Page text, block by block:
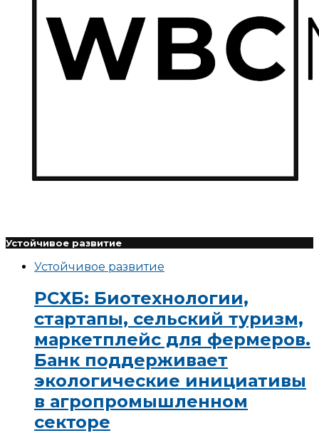
Устойчивое развитие
Устойчивое развитие
РСХБ: Биотехнологии,
стартапы, сельский туризм,
маркетплейс для фермеров.
Банк поддерживает
экологические инициативы
в агропромышленном
секторе